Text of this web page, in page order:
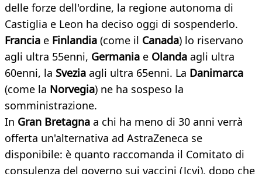
delle forze dell'ordine, la regione autonoma di
Castiglia e Leon ha deciso oggi di sospenderlo.
Francia e Finlandia (come il Canada) lo riservano
agli ultra 55enni, Germania e Olanda agli ultra
60enni, la Svezia agli ultra 65enni. La Danimarca
(come la Norvegia) ne ha sospeso la
somministrazione.
In Gran Bretagna a chi ha meno di 30 anni verrà
offerta un'alternativa ad AstraZeneca se
disponibile: è quanto raccomanda il Comitato di
consulenza del governo sui vaccini (Jcvi), dopo che